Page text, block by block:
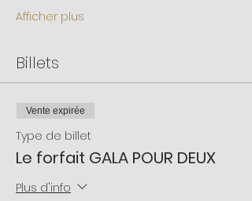
Afficher plus
Billets
Vente expirée
Type de billet
Le forfait GALA POUR DEUX
Plus d'info